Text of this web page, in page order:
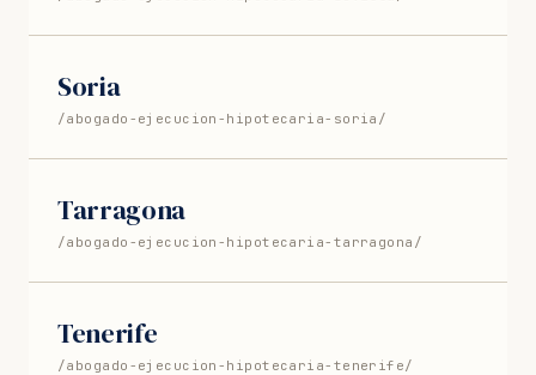
Soria
/abogado-ejecucion-hipotecaria-soria/
Tarragona
/abogado-ejecucion-hipotecaria-tarragona/
Tenerife
/abogado-ejecucion-hipotecaria-tenerife/